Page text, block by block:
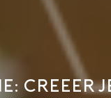
Creeer